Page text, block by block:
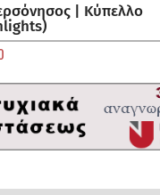
| Κύπελλο